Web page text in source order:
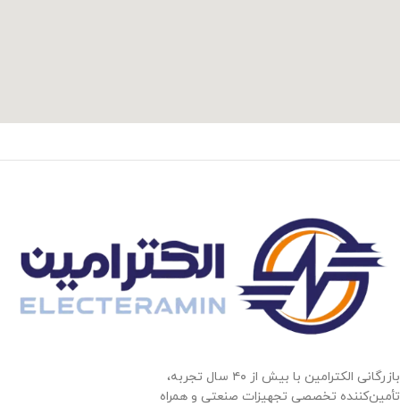
بازرگانی الکترامین با بیش از ۴۰ سال تجربه،
تأمین‌کننده تخصصی تجهیزات صنعتی و همراه